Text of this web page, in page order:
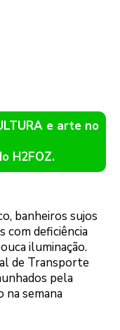
e arte no
H2FOZ.
banheiros sujos
com deficiência
iluminação.
de Transporte
pela
semana